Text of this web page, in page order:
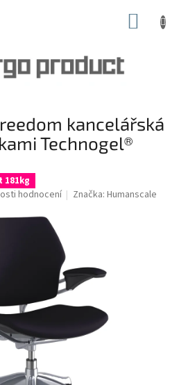
kancelářská
Technogel®
181kg
hodnocení Značka:Humanscale